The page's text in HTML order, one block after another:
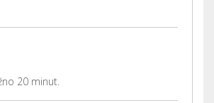
20 minut.